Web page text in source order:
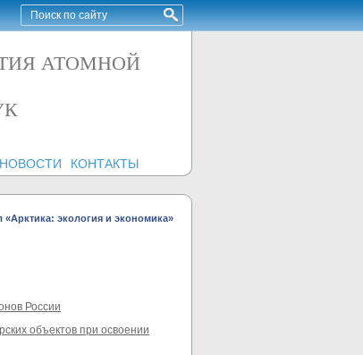
АТОМНОЙ
НОВОСТИ КОНТАКТЫ
«Арктика: экология и экономика»
России
объектов при освоении